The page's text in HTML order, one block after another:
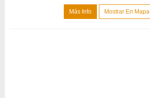
Más Info Mostrar En Mapa